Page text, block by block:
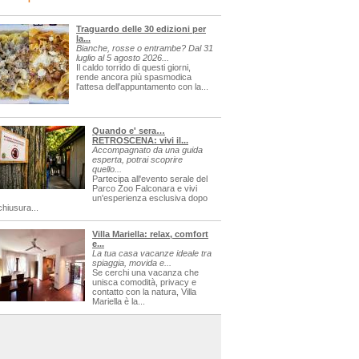
Traguardo delle 30 edizioni per
la...
Bianche, rosse o entrambe? Dal 31
luglio al 5 agosto 2026...
Il caldo torrido di questi giorni,
rende ancora più spasmodica
l'attesa dell'appuntamento con la...
Quando e' sera…
RETROSCENA: vivi il...
Accompagnato da una guida
esperta, potrai scoprire
quello...
Partecipa all'evento serale del
Parco Zoo Falconara e vivi
un'esperienza esclusiva dopo
Villa Mariella: relax, comfort
e...
La tua casa vacanze ideale tra
spiaggia, movida e...
Se cerchi una vacanza che
unisca comodità, privacy e
contatto con la natura, Villa
Mariella è la...